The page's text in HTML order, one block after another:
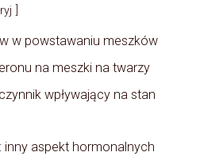
w powstawaniu meszków
na meszki na twarzy
wpływający na stan
inny aspekt hormonalnych